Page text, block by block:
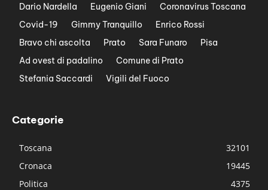
Dario Nardella
Eugenio Giani
Coronavirus Toscana
Covid-19
Gimmy Tranquillo
Enrico Rossi
Bravo chi ascolta
Prato Sara Funaro
Pisa
Ad ovest di padalino
Comune di Prato
Stefania Saccardi
Vigili del Fuoco
Categorie
Toscana
32101
Cronaca
19445
Politica
4375